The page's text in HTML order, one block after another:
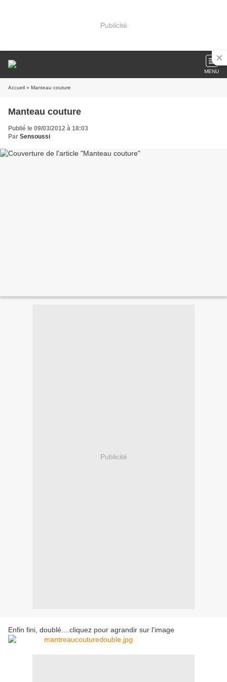
Publicité
MENU
Accueil » Manteau couture
Manteau couture
Publié le 09/03/2012 à 18:03
Par Sensoussi
Publicité
Enfin fini, doublé....cliquez pour agrandir sur l'image